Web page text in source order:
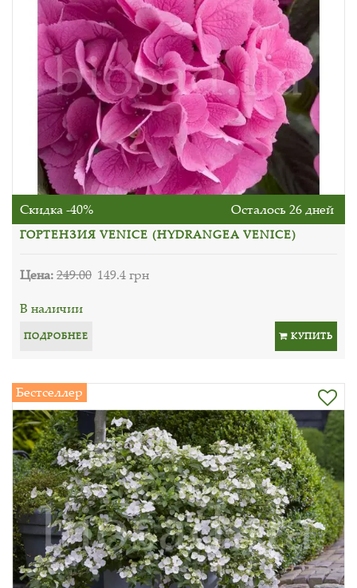
Скидка -40% Осталось 26 дней
ГОРТЕНЗИЯ VENICE (HYDRANGEA VENICE)
Цена:249.00 149.4 грн
В наличии
ПОДРОБНЕЕ КУПИТЬ
Бестселлер